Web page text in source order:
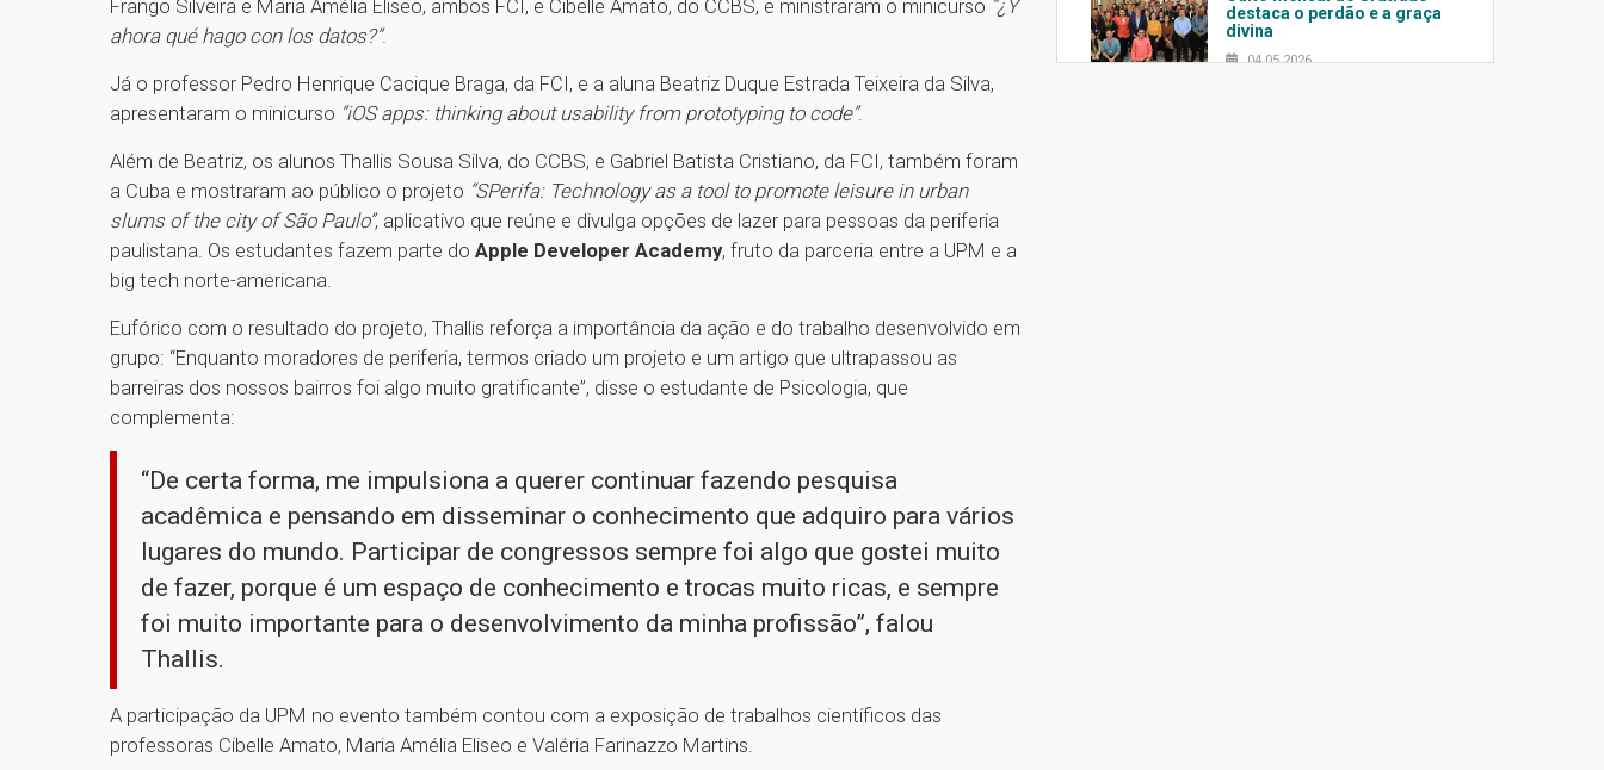
Frango Silveira e Maria Amélia Eliseo, ambos FCI, e Cibelle Amato, do CCBS, e ministraram o minicurso “¿Y
ahora qué hago con los datos?”.
Já o professor Pedro Henrique Cacique Braga, da FCI, e a aluna Beatriz Duque Estrada Teixeira da Silva,
apresentaram o minicurso “iOS apps: thinking about usability from prototyping to code”.
Além de Beatriz, os alunos Thallis Sousa Silva, do CCBS, e Gabriel Batista Cristiano, da FCI, também foram
a Cuba e mostraram ao público o projeto “SPerifa: Technology as a tool to promote leisure in urban
slums of the city of São Paulo”, aplicativo que reúne e divulga opções de lazer para pessoas da periferia
paulistana. Os estudantes fazem parte do Apple Developer Academy, fruto da parceria entre a UPM e a
big tech norte-americana.
Eufórico com o resultado do projeto, Thallis reforça a importância da ação e do trabalho desenvolvido em
grupo: “Enquanto moradores de periferia, termos criado um projeto e um artigo que ultrapassou as
barreiras dos nossos bairros foi algo muito gratificante”, disse o estudante de Psicologia, que
complementa:
“De certa forma, me impulsiona a querer continuar fazendo pesquisa
acadêmica e pensando em disseminar o conhecimento que adquiro para vários
lugares do mundo. Participar de congressos sempre foi algo que gostei muito
de fazer, porque é um espaço de conhecimento e trocas muito ricas, e sempre
foi muito importante para o desenvolvimento da minha profissão”, falou
Thallis.
A participação da UPM no evento também contou com a exposição de trabalhos científicos das
professoras Cibelle Amato, Maria Amélia Eliseo e Valéria Farinazzo Martins.
1
destaca o perdão e a graça
divina
04.05.2026